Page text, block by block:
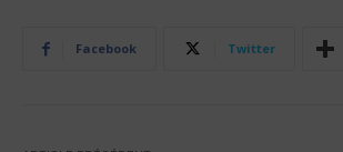
Facebook Twitter